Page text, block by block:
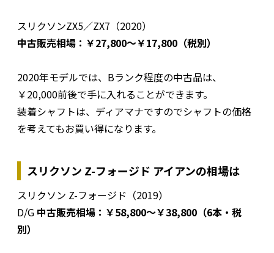
スリクソンZX5／ZX7（2020）
中古販売相場：￥27,800～￥17,800（税別）
2020年モデルでは、Bランク程度の中古品は、
￥20,000前後で手に入れることができます。
装着シャフトは、ディアマナですのでシャフトの価格
を考えてもお買い得になります。
スリクソン Z-フォージド アイアンの相場は
スリクソン Z-フォージド（2019）
D/G 中古販売相場：￥58,800～￥38,800（6本・税
別）